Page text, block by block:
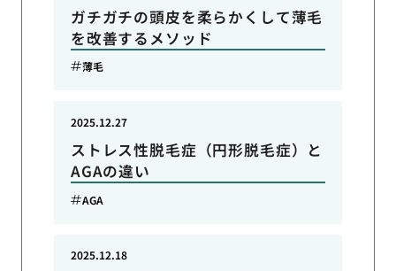
ガチガチの頭皮を柔らかくして薄毛
を改善するメソッド
薄毛
ストレス性脱毛症（円形脱毛症）と
AGAの違い
2025.12.27
AGA
2025.12.18